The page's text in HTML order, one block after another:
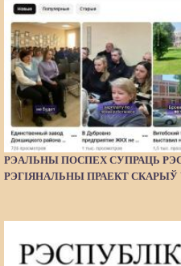
РЭАЛЬНЫ ПОСПЕХ СУПРАЦЬ
РЭГІЯНАЛЬНЫ ПРАЕКТ СКАРЫЎ